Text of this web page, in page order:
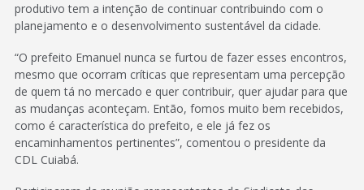
produtivo tem a intenção de continuar contribuindo com o
planejamento e o desenvolvimento sustentável da cidade.
“O prefeito Emanuel nunca se furtou de fazer esses encontros,
mesmo que ocorram críticas que representam uma percepção
de quem tá no mercado e quer contribuir, quer ajudar para que
as mudanças aconteçam. Então, fomos muito bem recebidos,
como é característica do prefeito, e ele já fez os
encaminhamentos pertinentes”, comentou o presidente da
CDL Cuiabá.